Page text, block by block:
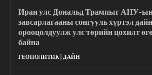
Иран улс Дональд Трампыг АНУ-
завсарлагааны сонгууль хүртэл
орооцолдуулж улс төрийн цохилт
байна
ГЕОПОЛИТИК | ДАЙН